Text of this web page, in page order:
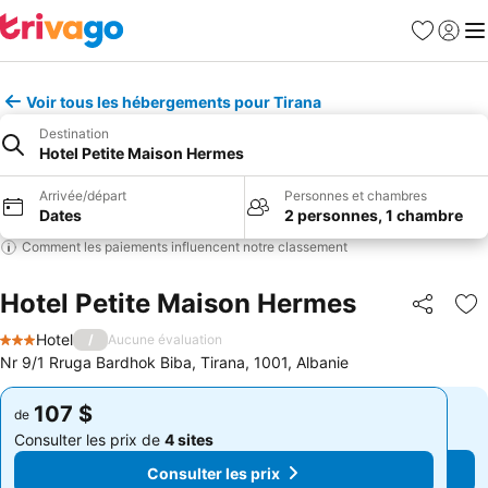
Favoris
Se
Voir tous les hébergements pour Tirana
Destination
Hotel Petite Maison Hermes
Arrivée/départ
Dates
Personnes et chambres
2 personnes, 1 chambre
Comment les paiements influencent notre classement
Hotel Petite Maison Hermes Partager
3 Étoiles
Hotel / Aucune évaluation
Nr 9/1 Rruga Bardhok Biba, Tirana, 1001, Albanie
de 107 $
Consulter les prix de 4 sites
Consulter les prix
de 107 $
Consulter les prix de 4 sites
Consulter les prix